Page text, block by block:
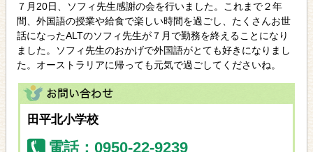
７月20日、ソフィ先生感謝の会を行いました。これまで２年
間、外国語の授業や給食で楽しい時間を過ごし、たくさんお世
話になったALTのソフィ先生が７月で勤務を終えることになり
ました。ソフィ先生のおかげで外国語がとても好きになりまし
た。オーストラリアに帰っても元気で過ごしてくださいね。
田平北小学校
電話：0950-22-9239